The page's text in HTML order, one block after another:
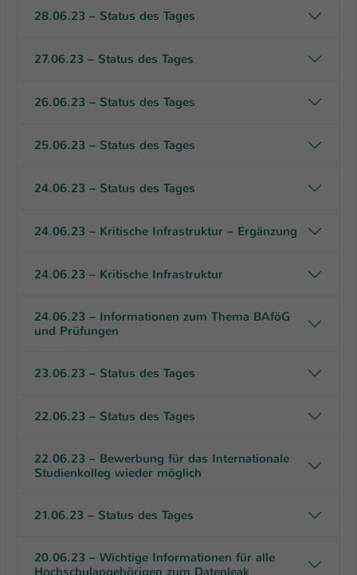
28.06.23 – Status des Tages
27.06.23 – Status des Tages
26.06.23 – Status des Tages
25.06.23 – Status des Tages
24.06.23 – Status des Tages
24.06.23 – Kritische Infrastruktur – Ergänzung
24.06.23 – Kritische Infrastruktur
24.06.23 – Informationen zum Thema BAföG
und Prüfungen
23.06.23 – Status des Tages
22.06.23 – Status des Tages
22.06.23 – Bewerbung für das Internationale
Studienkolleg wieder möglich
21.06.23 – Status des Tages
20.06.23 – Wichtige Informationen für alle
Hochschulangehörigen zum Datenleak
Zweck
ein Besucher im Typo3-Backend
angemeldet ist und Rechte besitzt diese